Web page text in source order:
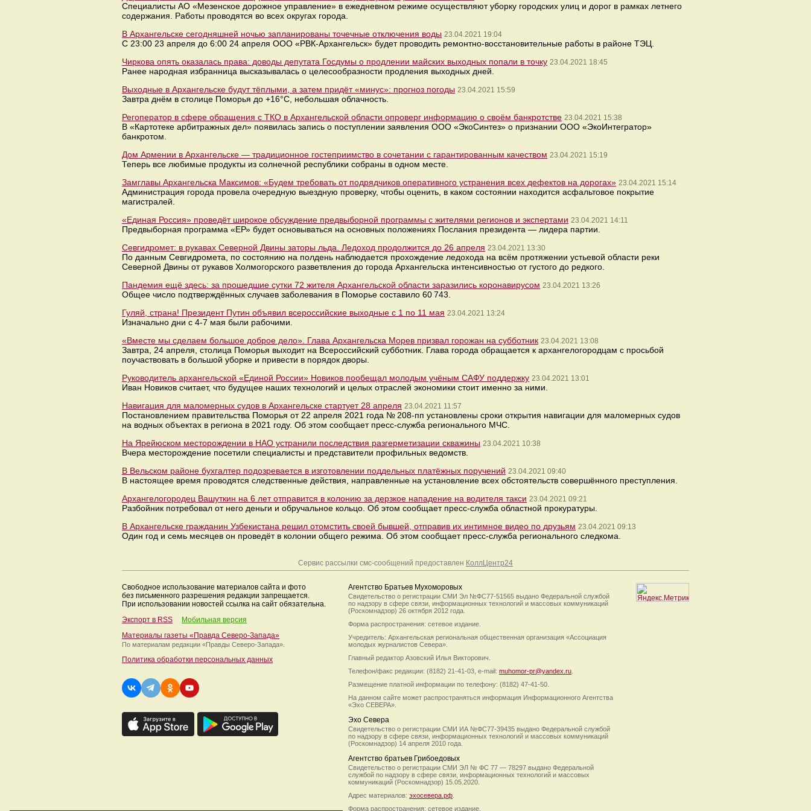
Специалисты АО «Мезенское дорожное управление» в ежедневном режиме осуществляют уборку городских улиц и дорог в рамках летнего
содержания. Работы проводятся во всех округах города.
В Архангельске сегодняшней ночью запланированы точечные отключения воды 23.04.2021 19:04
С 23:00 23 апреля до 6:00 24 апреля ООО «РВК-Архангельск» будет проводить ремонтно-восстановительные работы в районе ТЭЦ.
Чиркова опять оказалась права: доводы депутата Госдумы о продлении майских выходных попали в точку 23.04.2021 18:45
Ранее народная избранница высказывалась о целесообразности продления выходных дней.
Выходные в Архангельске будут тёплыми, а затем придёт «минус»: прогноз погоды 23.04.2021 15:59
Завтра днём в столице Поморья до +16°C, небольшая облачность.
Регоператор в сфере обращения с ТКО в Архангельской области опроверг информацию о своём банкротстве 23.04.2021 15:38
В «Картотеке арбитражных дел» появилась запись о поступлении заявления ООО «ЭкоСинтез» о признании ООО «ЭкоИнтегратор»
банкротом.
Дом Армении в Архангельске — традиционное гостеприимство в сочетании с гарантированным качеством 23.04.2021 15:19
Теперь все любимые продукты из солнечной республики собраны в одном месте.
Замглавы Архангельска Максимов: «Будем требовать от подрядчиков оперативного устранения всех дефектов на дорогах» 23.04.2021 15:14
Администрация города провела очередную выездную проверку, чтобы оценить, в каком состоянии находится асфальтовое покрытие
магистралей.
«Единая Россия» проведёт широкое обсуждение предвыборной программы с жителями регионов и экспертами 23.04.2021 14:11
Предвыборная программа «ЕР» будет основываться на основных положениях Послания президента — лидера партии.
Севгидромет: в рукавах Северной Двины заторы льда. Ледоход продолжится до 26 апреля 23.04.2021 13:30
По данным Севгидромета, по состоянию на полдень наблюдается прохождение ледохода на всём протяжении устьевой области реки
Северной Двины от рукавов Холмогорского разветвления до города Архангельска интенсивностью от густого до редкого.
Пандемия ещё здесь: за прошедшие сутки 72 жителя Архангельской области заразились коронавирусом 23.04.2021 13:26
Общее число подтверждённых случаев заболевания в Поморье составило 60 743.
Гуляй, страна! Президент Путин объявил всероссийские выходные с 1 по 11 мая 23.04.2021 13:24
Изначально дни с 4-7 мая были рабочими.
«Вместе мы сделаем большое доброе дело». Глава Архангельска Морев призвал горожан на субботник 23.04.2021 13:08
Завтра, 24 апреля, столица Поморья выходит на Всероссийский субботник. Глава города обращается к архангелогородцам с просьбой
поучаствовать в большой уборке и привести в порядок дворы.
Руководитель архангельской «Единой России» Новиков пообещал молодым учёным САФУ поддержку 23.04.2021 13:01
Иван Новиков считает, что будущее наших технологий и целых отраслей экономики стоит именно за ними.
Навигация для маломерных судов в Архангельске стартует 28 апреля 23.04.2021 11:57
Постановлением правительства Поморья от 22 апреля 2021 года № 208-пп установлены сроки открытия навигации для маломерных судов
на водных объектах в региона в 2021 году. Об этом сообщает пресс-служба регионального МЧС.
На Ярейюском месторождении в НАО устранили последствия разгерметизации скважины 23.04.2021 10:38
Вчера месторождение посетили специалисты и представители профильных ведомств.
В Вельском районе бухгалтер подозревается в изготовлении поддельных платёжных поручений 23.04.2021 09:40
В настоящее время проводятся следственные действия, направленные на установление всех обстоятельств совершённого преступления.
Архангелогородец Вашуткин на 6 лет отправится в колонию за дерзкое нападение на водителя такси 23.04.2021 09:21
Разбойник потребовал от него деньги и обручальное кольцо. Об этом сообщает пресс-служба областной прокуратуры.
В Архангельске гражданин Узбекистана решил отомстить своей бывшей, отправив их интимное видео по друзьям 23.04.2021 09:13
Один год и семь месяцев он проведёт в колонии общего режима. Об этом сообщает пресс-служба регионального следкома.
Сервис рассылки смс-сообщений предоставлен КоллЦентр24
Свободное использование материалов сайта и фото
без письменного разрешения редакции запрещается.
При использовании новостей ссылка на сайт обязательна.
Экспорт в RSS
Мобильная версия
Материалы газеты «Правда Северо-Запада»
По материалам редакции «Правды Северо-Запада».
Политика обработки персональных данных
Агентство Братьев Мухоморовых
Свидетельство о регистрации СМИ Эл №ФС77-51565 выдано Федеральной службой
по надзору в сфере связи, информационных технологий и массовых коммуникаций
(Роскомнадзор) 26 октября 2012 года.
Форма распространения: сетевое издание.
Учредитель: Архангельская региональная общественная организация «Ассоциация
молодых журналистов Севера».
Главный редактор Азовский Илья Викторович.
Телефон/факс редакции: (8182) 21-41-03, e-mail: muhomor-pr@yandex.ru
Размещение платной информации по телефону: (8182) 47-41-50.
На данном сайте может распространяться информация Информационного Агентства
«Эхо СЕВЕРА».
Эхо Севера
Свидетельство о регистрации СМИ ИА №ФС77-39435 выдано Федеральной службой
по надзору в сфере связи, информационных технологий и массовых коммуникаций
(Роскомнадзор) 14 апреля 2010 года.
Агентство братьев Грибоедовых
Свидетельство о регистрации СМИ ЭЛ № ФС 77 — 78297 выдано Федеральной
службой по надзору в сфере связи, информационных технологий и массовых
коммуникаций (Роскомнадзор) 15.05.2020.
Адрес материалов: эхосевера.рф
Форма распространения: сетевое издание.